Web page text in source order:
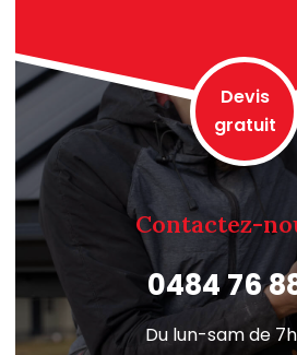
Devis
gratuit
Contactez-
0484 76
Du lun-sam de